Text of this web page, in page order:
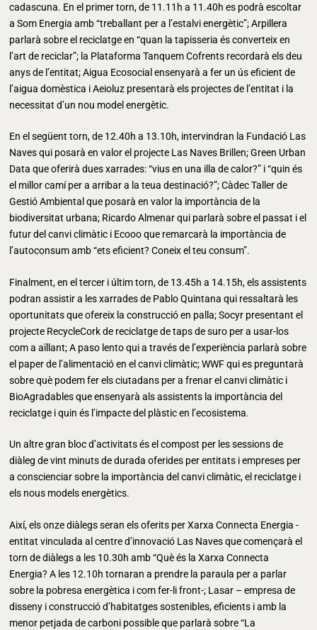
cadascuna. En el primer torn, de 11.11h a 11.40h es podrà escoltar
a Som Energia amb “treballant per a l’estalvi energètic”; Arpillera
parlarà sobre el reciclatge en “quan la tapisseria és converteix en
l’art de reciclar”; la Plataforma Tanquem Cofrents recordarà els deu
anys de l’entitat; Aigua Ecosocial ensenyarà a fer un ús eficient de
l’aigua domèstica i Aeioluz presentarà els projectes de l’entitat i la
necessitat d’un nou model energètic.
En el següent torn, de 12.40h a 13.10h, intervindran la Fundació Las
Naves qui posarà en valor el projecte Las Naves Brillen; Green Urban
Data que oferirà dues xarrades: “vius en una illa de calor?” i “quin és
el millor camí per a arribar a la teua destinació?”; Càdec Taller de
Gestió Ambiental que posarà en valor la importància de la
biodiversitat urbana; Ricardo Almenar qui parlarà sobre el passat i el
futur del canvi climàtic i Ecooo que remarcarà la importància de
l’autoconsum amb “ets eficient? Coneix el teu consum”.
Finalment, en el tercer i últim torn, de 13.45h a 14.15h, els assistents
podran assistir a les xarrades de Pablo Quintana qui ressaltarà les
oportunitats que ofereix la construcció en palla; Socyr presentant el
projecte RecycleCork de reciclatge de taps de suro per a usar-los
com a aïllant; A paso lento qui a través de l’experiència parlarà sobre
el paper de l’alimentació en el canvi climàtic; WWF qui es preguntarà
sobre què podem fer els ciutadans per a frenar el canvi climàtic i
BioAgradables que ensenyarà als assistents la importància del
reciclatge i quin és l’impacte del plàstic en l’ecosistema.
Un altre gran bloc d’activitats és el compost per les sessions de
diàleg de vint minuts de durada oferides per entitats i empreses per
a conscienciar sobre la importància del canvi climàtic, el reciclatge i
els nous models energètics.
Així, els onze diàlegs seran els oferits per Xarxa Connecta Energia -
entitat vinculada al centre d’innovació Las Naves que començarà el
torn de diàlegs a les 10.30h amb “Què és la Xarxa Connecta
Energia? A les 12.10h tornaran a prendre la paraula per a parlar
sobre la pobresa energètica i com fer-li front-; Lasar – empresa de
disseny i construcció d’habitatges sostenibles, eficients i amb la
menor petjada de carboni possible que parlarà sobre “La